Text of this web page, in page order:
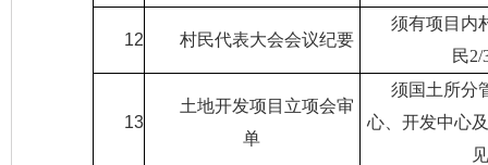
12 村民代表大会会议纪要
须有项目内
民2/
13
土地开发项目立项会审
单
须国土所分
心、开发中心